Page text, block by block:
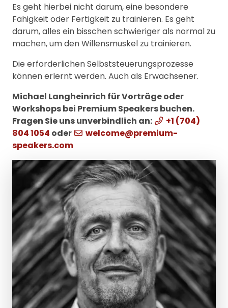
Es geht hierbei nicht darum, eine besondere
Fähigkeit oder Fertigkeit zu trainieren. Es geht
darum, alles ein bisschen schwieriger als normal zu
machen, um den Willensmuskel zu trainieren.
Die erforderlichen Selbststeuerungsprozesse
können erlernt werden. Auch als Erwachsener.
Michael Langheinrich für Vorträge oder
Workshops bei Premium Speakers buchen.
Fragen Sie uns unverbindlich an:
+1 (704)
804 1054 oder
welcome@premium-
speakers.com